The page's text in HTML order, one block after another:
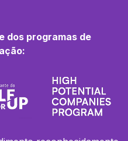
dos programas de